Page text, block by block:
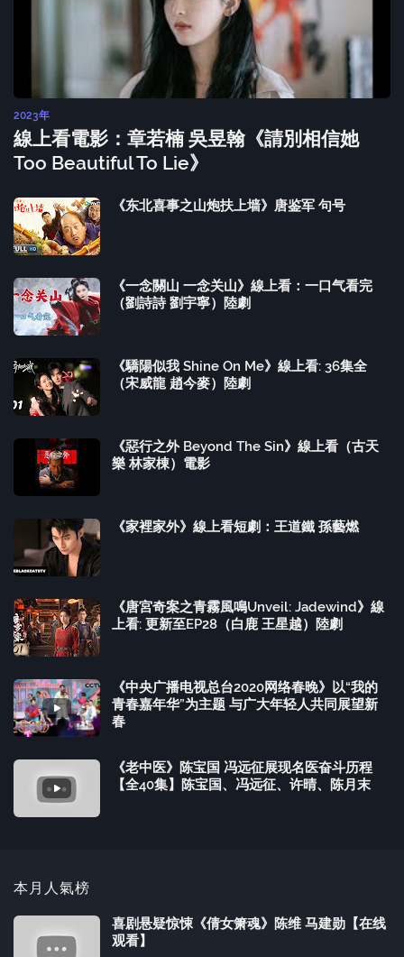
2023年
線上看電影：章若楠 吳昱翰《請別相信她
Too Beautiful To Lie》
《东北喜事之山炮扶上墙》唐鉴军 句号
《一念關山 一念关山》線上看：一口气看完
（劉詩詩 劉宇寧）陸劇
《驕陽似我 Shine On Me》線上看: 36集全
（宋威龍 趙今麥）陸劇
《惡行之外 Beyond The Sin》線上看（古天
樂 林家棟）電影
《家裡家外》線上看短劇：王道鐵 孫藝燃
《唐宮奇案之青霧風鳴Unveil: Jadewind》線
上看: 更新至EP28（白鹿 王星越）陸劇
《中央广播电视总台2020网络春晚》以“我的
青春嘉年华”为主题 与广大年轻人共同展望新
春
《老中医》陈宝国 冯远征展现名医奋斗历程
【全40集】陈宝国、冯远征、许晴、陈月末
本月人氣榜
喜剧悬疑惊悚《倩女箫魂》陈维 马建勋【在线
观看】